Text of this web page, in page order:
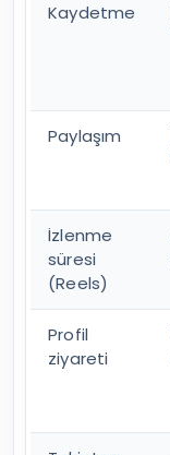
Kaydetme
Paylaşım
İzlenme
süresi
(Reels)
Profil
ziyareti